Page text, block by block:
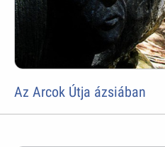
Az Arcok Útja ázsiában